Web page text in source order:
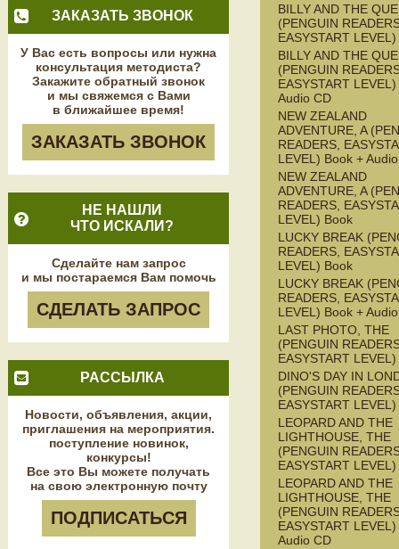
ЗАКАЗАТЬ ЗВОНОК
У Вас есть вопросы или нужна
консультация методиста?
Закажите обратный звонок
и мы свяжемся с Вами
в ближайшее время!
ЗАКАЗАТЬ ЗВОНОК
НЕ НАШЛИ
ЧТО ИСКАЛИ?
Сделайте нам запрос
и мы постараемся Вам помочь
СДЕЛАТЬ ЗАПРОС
РАССЫЛКА
Новости, объявления, акции,
приглашения на мероприятия.
поступление новинок,
конкурсы!
Все это Вы можете получать
на свою электронную почту
ПОДПИСАТЬСЯ
BILLY AND THE
(PENGUIN
EASYSTART
BILLY AND THE
(PENGUIN
EASYSTART
Audio CD
NEW ZEALAND
ADVENTURE, A
READERS,
LEVEL) Book +
NEW ZEALAND
ADVENTURE, A
READERS,
LEVEL) Book
LUCKY BREAK
READERS,
LEVEL) Book
LUCKY BREAK
READERS,
LEVEL) Book +
LAST PHOTO, THE
(PENGUIN
EASYSTART
DINO'S DAY IN
(PENGUIN
EASYSTART
LEOPARD AND THE
LIGHTHOUSE, THE
(PENGUIN
EASYSTART
LEOPARD AND THE
LIGHTHOUSE, THE
(PENGUIN
EASYSTART
Audio CD